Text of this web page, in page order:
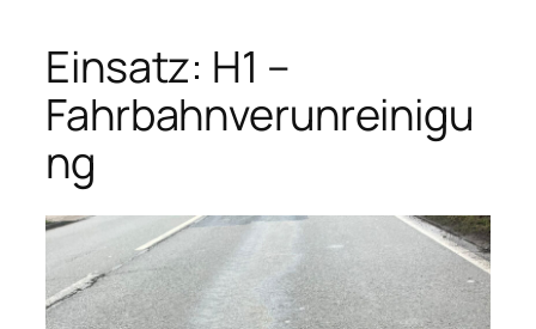
Einsatz: H1 –
Fahrbahnverunreinigu
ng